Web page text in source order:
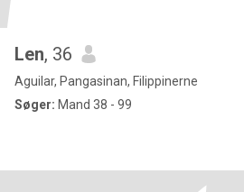
Len, 36
Aguilar, Pangasinan, Filippinerne
Søger: Mand 38 - 99